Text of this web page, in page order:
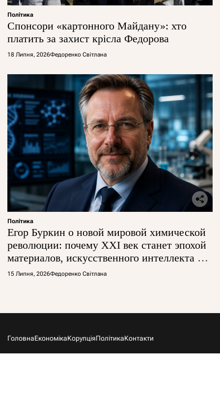
Політика
Спонсори «картонного Майдану»: хто
платить за захист крісла Федорова
18 Липня, 2026Федоренко Світлана
Політика
Егор Буркин о новой мировой химической
революции: почему XXI век станет эпохой
материалов, искусственного интеллекта и
глобальной борьбы за технологии
15 Липня, 2026Федоренко Світлана
ГоловнаЕкономікаКорупціяПолітикаКонтакти